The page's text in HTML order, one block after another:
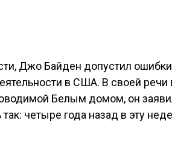
Джо Байден допустил
в США. В своей речи
Белым домом, он
четыре года назад в эту